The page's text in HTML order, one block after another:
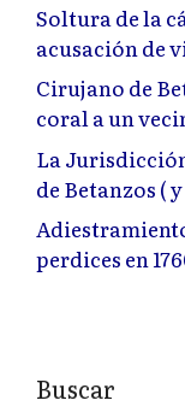
Soltura de la
acusación de
Cirujano de
coral a un
La
de Betanzos (
perdices en
Buscar